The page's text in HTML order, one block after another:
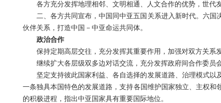
各方充分发挥地理相邻、文明相通、人文合作的优势，世代
二、各方共同宣布，中国同中亚五国关系进入新时代。六
伙伴关系，打造中国－中亚命运共同体。
政治合作
保持定期高层交往，充分发挥其重要作用，加强对双方关系
继续扩大各层级双多边对话交流，充分发挥政府间合作委员
坚定支持彼此国家利益、各自选择的发展道路、治理模式
一条独具本国特色的发展道路，支持各国维护国家独立、主权
的积极进程，指出中亚国家具有重要国际地位。